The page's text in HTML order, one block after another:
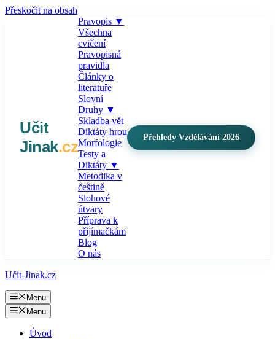
Přeskočit na obsah
Učit
Jinak.cz
Pravopis ▼
Všechna
cvičení
Pravopisná
pravidla
Články o
literatuře
Slovní
Druhy ▼
Skladba vět
Diktáty hrou
Morfologie
Testy a
Diktáty ▼
Metodika v
češtině
Slohové
útvary
Příprava k
přijímačkám
Blog
O nás
Přehledy Vzdělávání 2026
Učit-Jinak.cz
Menu
Menu
Úvod